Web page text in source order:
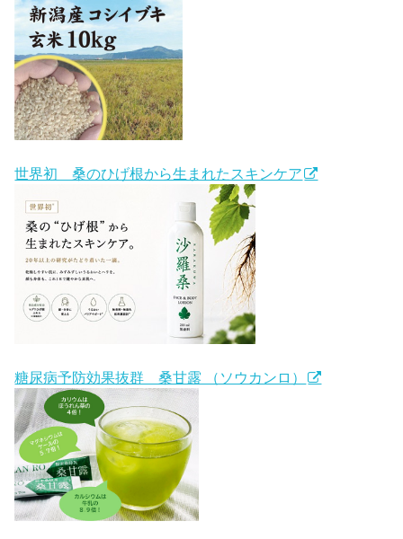
世界初 桑のひげ根から生まれたスキンケア
糖尿病予防効果抜群 桑甘露 （ソウカンロ）